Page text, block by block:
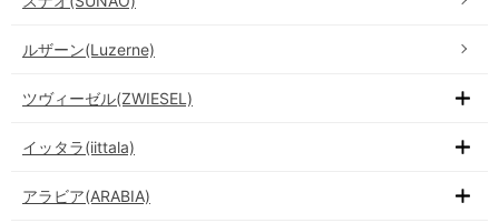
ルザーン(Luzerne)
ツヴィーゼル(ZWIESEL)
イッタラ(iittala)
アラビア(ARABIA)